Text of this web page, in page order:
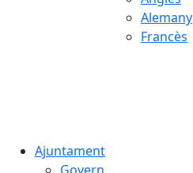
Alemany
Francès
Ajuntament